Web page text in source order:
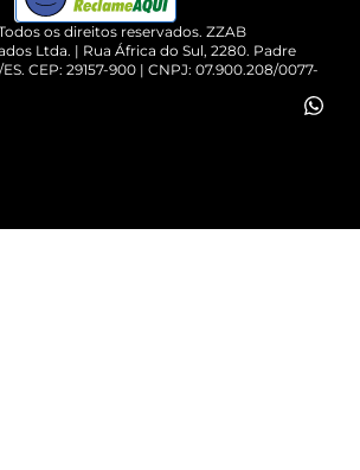
os direitos reservados. ZZAB
Ltda. | Rua África do Sul, 2280. Padre
CEP: 29157-900 | CNPJ: 07.900.208/0077-